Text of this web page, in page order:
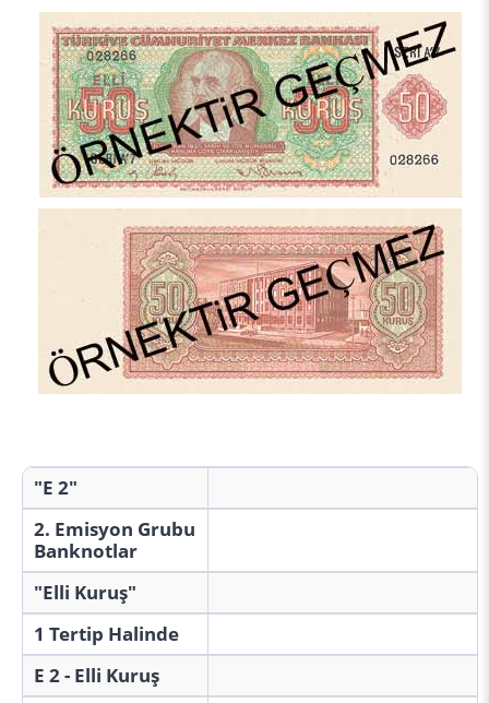
"E 2"
2. Emisyon Grubu
Banknotlar
"Elli Kuruş"
1 Tertip Halinde
E 2 - Elli Kuruş